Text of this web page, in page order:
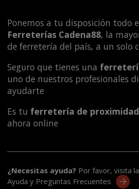
Ponemos a tu disposición todo
Ferreterías Cadena88, la
de ferretería del país, a un solo
Seguro que tienes una
uno de nuestros profesionales
ayudarte
Es tu ferretería de proximidad
ahora online
¿Necesitas ayuda? Por favor, visita
Ayuda y Preguntas Frecuentes